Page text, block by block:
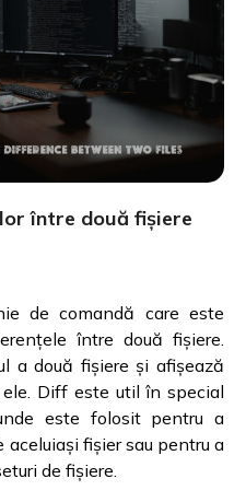
între două fișiere
de comandă care este
între două fișiere.
a două fișiere și afișează
Diff este util în special
este folosit pentru a
fișier sau pentru a
de fișiere.